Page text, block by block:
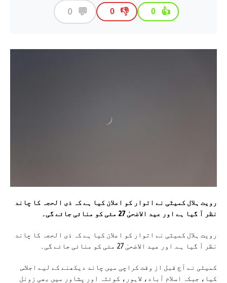
👍
0
👎
0
💬
0
رویت ہلال کمیٹی نے اتوار کو اعلان کیا ہے کہ ذی الحجہ کا چاند
نظر آ گیا ہے اور عید الاضحیٰ 27 مئی کو منائی جائے گی۔
رویت ہلال کمیٹی نے اتوار کو اعلان کیا ہے کہ ذی الحجہ کا چاند
نظر آ گیا ہے. اور عید الاضحیٰ 27 مئی کو منائی جائے گی۔
کمیٹی نے آج قبل از وقت کراچی میں چاند دیکھنے کے لیے اجلاس
کیا، جبکہ اسلام آباد، لاہور، کوئٹہ اور پشاور میں بھی زونل